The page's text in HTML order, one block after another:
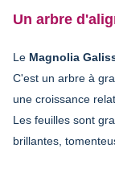
Un arbre
Le Magnolia
C'est un arbre à
une croissance
Les feuilles sont
brillantes,